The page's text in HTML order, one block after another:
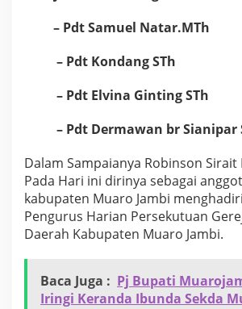
– Pdt Samuel Natar.MTh
– Pdt Kondang STh
– Pdt Elvina Ginting STh
– Pdt Dermawan br Sianipar
Dalam Sampaianya Robinson Sirait
Pada Hari ini dirinya sebagai
kabupaten Muaro Jambi
Pengurus Harian Persekutuan
Daerah Kabupaten Muaro Jambi.
Baca Juga : Pj Bupati
Iringi Keranda Ibunda Sekda